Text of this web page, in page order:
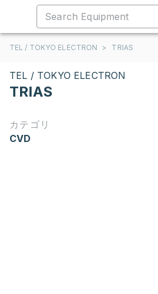
TEL / TOKYO ELECTRON > TRIAS
TEL / TOKYO ELECTRON
TRIAS
カテゴリ
CVD